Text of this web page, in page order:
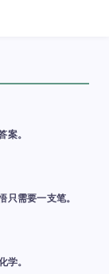
案。
只需要一支笔。
学。